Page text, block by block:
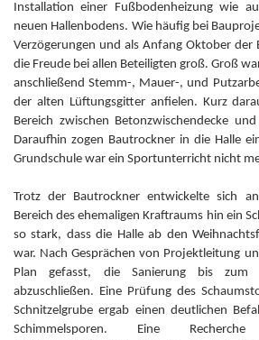
Installation einer Fußbodenheizung wie
neuen Hallenbodens. Wie häufig bei
Verzögerungen und als Anfang Oktober
die Freude bei allen Beteiligten groß. Groß
anschließend Stemm-, Mauer-, und
der alten Lüftungsgitter anfielen. Kurz
Bereich zwischen Betonzwischendecke
Daraufhin zogen Bautrockner in die Halle
Grundschule war ein Sportunterricht nicht
Trotz der Bautrockner entwickelte sich
Bereich des ehemaligen Kraftraums hin ein
so stark, dass die Halle ab den
war. Nach Gesprächen von Projektleitung
Plan gefasst, die Sanierung bis zum
abzuschließen. Eine Prüfung des
Schnitzelgrube ergab einen deutlichen
Schimmelsporen. Eine